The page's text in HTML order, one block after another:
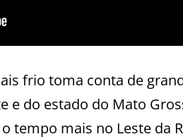
frio toma conta de
e do estado do Mato
tempo mais no Leste da